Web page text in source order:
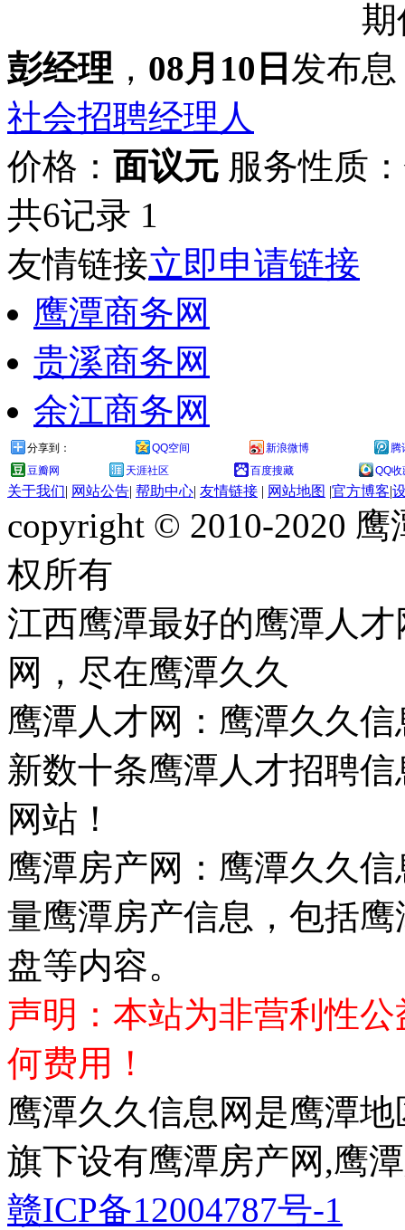
彭经理 ， 08月10日 发布
社会招聘经理人
价格： 面议元 服务性质：
共6记录 1
友情链接立即申请链接
鹰潭商务网
贵溪商务网
余江商务网
分享到： QQ空间 新浪微博
腾
豆瓣网
天涯社区 百度搜藏 QQ收
关于我们| 网站公告| 帮助中心| 友情链接 | 网站地图 |官方博客|
copyright © 2010-2020
权所有
江西鹰潭最好的鹰潭人
网，尽在鹰潭久久
鹰潭人才网：鹰潭久久
新数十条鹰潭人才招聘
网站！
鹰潭房产网：鹰潭久久
量鹰潭房产信息，包括
盘等内容。
声明：本站为非营利性
何费用！
鹰潭久久信息网是鹰潭
旗下设有鹰潭房产网,鹰
赣ICP备12004787号-1